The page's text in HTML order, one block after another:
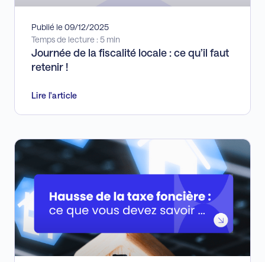
Publié le 09/12/2025
Temps de lecture : 5 min
Journée de la fiscalité locale : ce qu’il faut
retenir !
Lire l'article